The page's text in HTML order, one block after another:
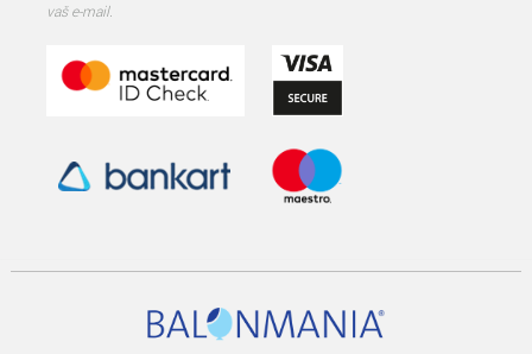
vaš e-mail.